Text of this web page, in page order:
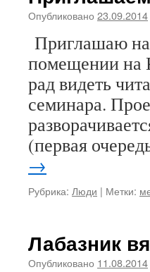
Опубликовано 23.09.2014
Приглашаю на
помещении на
рад видеть
семинара.
(первая
→
Рубрика: Люди | Метки:
Лабазник
Опубликовано 11.08.2014